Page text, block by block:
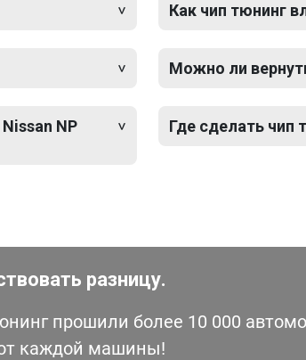
NP
Как чип тюнинг
Можно ли
Где сделать чип
разницу.
прошили более 10 000
каждой машины!